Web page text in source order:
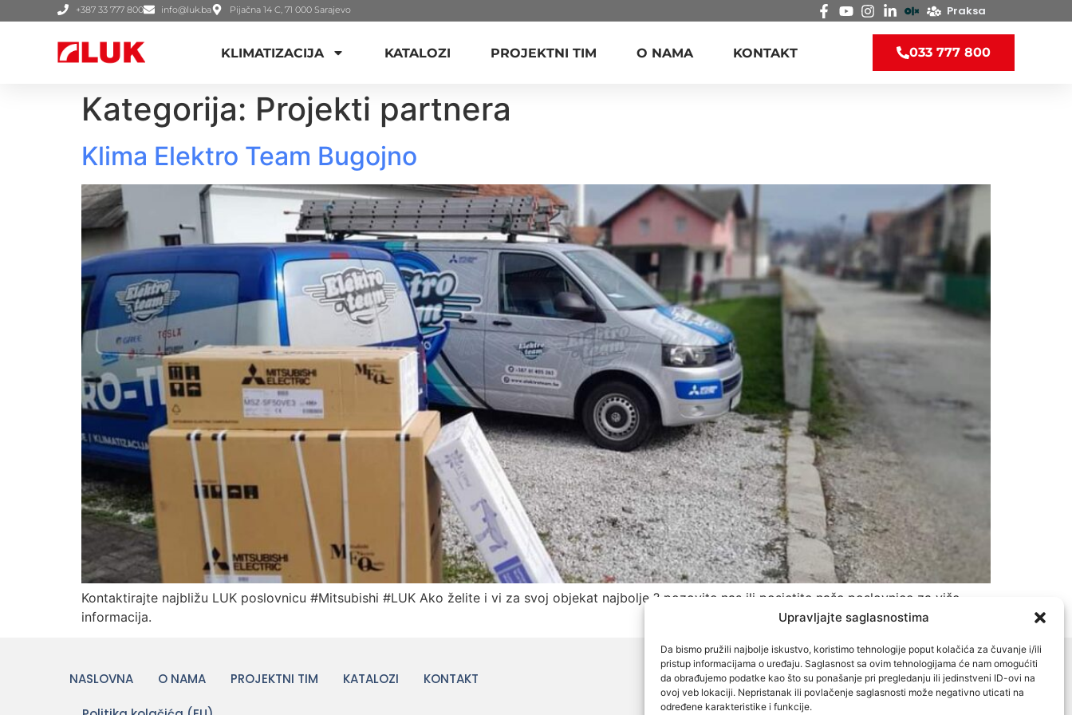
Upravljajte saglasnostima
Da bismo pružili najbolje iskustvo, koristimo tehnologije poput kolačića za čuvanje i/ili
pristup informacijama o uređaju. Saglasnost sa ovim tehnologijama će nam omogućiti
da obrađujemo podatke kao što su ponašanje pri pregledanju ili jedinstveni ID-ovi na
ovoj veb lokaciji. Nepristanak ili povlačenje saglasnosti može negativno uticati na
određene karakteristike i funkcije.
+387 33 777 800 info@luk.ba Pijačna 14 C, 71 000 Sarajevo Praksa
KLIMATIZACIJA KATALOZI PROJEKTNI TIM O NAMA KONTAKT 033 777 800
Kategorija: Projekti partnera
Klima Elektro Team Bugojno
Kontaktirajte najbližu LUK poslovnicu #Mitsubishi #LUK Ako želite i vi za svoj objekat najbolje ? pozovite nas ili posjetite naše poslovnice za više
informacija.
NASLOVNA O NAMA PROJEKTNI TIM KATALOZI KONTAKT
+387 33 777 800